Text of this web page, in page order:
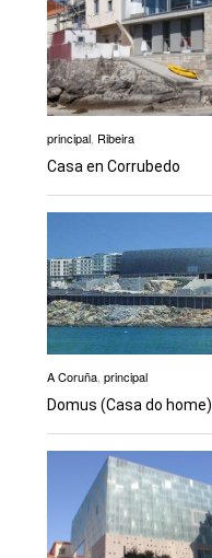
principal, Ribeira
Casa en Corrubedo
A Coruña, principal
Domus (Casa do home)